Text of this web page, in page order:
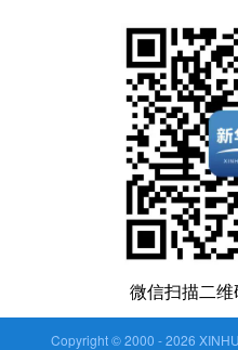
微信扫描二
Copyright © 2000 -2026